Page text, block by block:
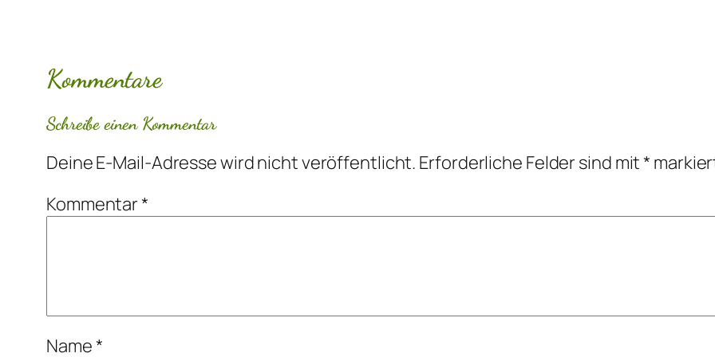
Kommentare
Schreibe einen Kommentar
Deine E-Mail-Adresse wird nicht veröffentlicht. Erforderliche Felder sind mit*
Kommentar*
Name*